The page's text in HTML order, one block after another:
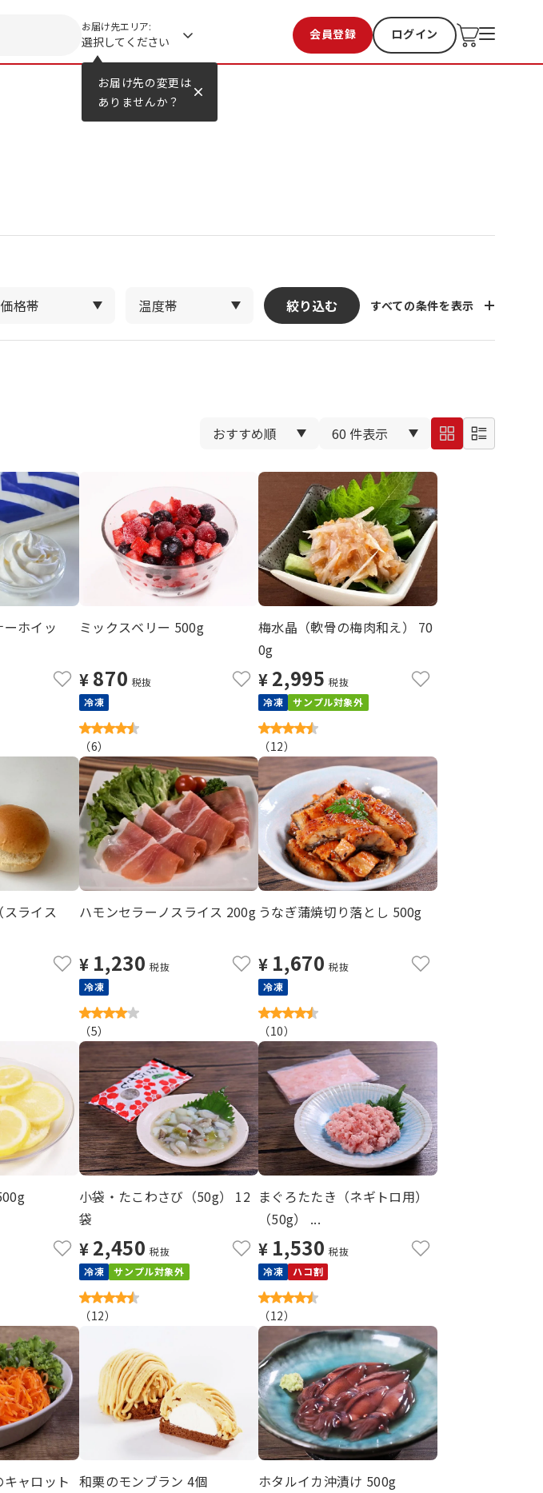
お届け先の変更は
ありませんか？
お届け先エリア:
選択してください 会員登録 ログイン
お気に入り 過去購入
価格帯 温度帯 絞り込む すべての条件を表示
ホイッ
ミックスベリー 500g
¥ 870 税抜
冷凍
（6）
梅水晶（軟骨の梅肉和え） 70
0g
¥ 2,995 税抜
冷凍
サンプル対象外
（12）
ライス
ハモンセラーノスライス 200g
¥ 1,230 税抜
冷凍
（5）
うなぎ蒲焼切り落とし 500g
¥ 1,670 税抜
冷凍
（10）
小袋・たこわさび（50g） 12
袋
¥ 2,450 税抜
冷凍
サンプル対象外
（12）
まぐろたたき（ネギトロ用）
（50g） ...
¥ 1,530 税抜
冷凍
ハコ割
（12）
ャロット 和栗のモンブラン 4個 ホタルイカ沖漬け 500g